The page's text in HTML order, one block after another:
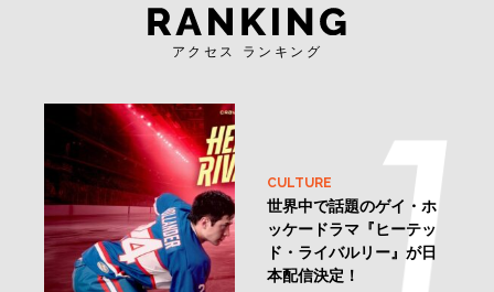
アクセス ランキング
CULTURE
世界中で話題のゲイ・ホ
ッケードラマ『ヒーテッ
ド・ライバルリー』が日
本配信決定！